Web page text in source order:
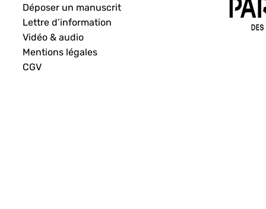
Déposer un manuscrit
Lettre d’information
Vidéo & audio
Mentions légales
CGV